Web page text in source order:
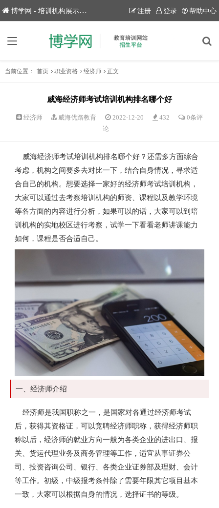
博学网 - 培训机构展示平台！ 注册 登录 帮助中心
当前位置： 首页 职业资格 经济师 正文
威海经济师考试培训机构排名哪个好
经济师 威海优路教育 2022-12-20 432
0条评
论
威海经济师考试培训机构排名哪个好？还需多方面综合
考虑，机构之间要多去对比一下，结合自身情况，寻求适
合自己的机构。想要选择一家好的经济师考试培训机构，
大家可以通过去考察培训机构的师资、课程以及教学环境
等各方面的内容进行分析，如果可以的话，大家可以到培
训机构的实地校区进行考察，试学一下看看老师讲课能力
如何，课程是否合适自己。
一、经济师介绍
经济师是我国职称之一，是国家对各通过经济师考试
后，获得其资格证，可以竞聘经济师职称，获得经济师职
称以后，经济师的就业方向一般为各类企业的进出口、报
关、货运代理业务及商务管理等工作，适宜从事证券公
司、投资咨询公司、银行、各类企业证券部及理财、会计
等工作。初级，中级报考条件除了需要年限其它项目基本
一致，大家可以根据自身的情况，选择证书的等级。